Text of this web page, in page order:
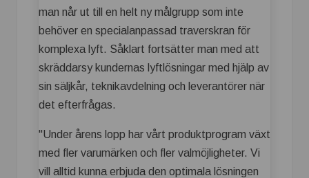
man når ut till en helt ny målgrupp som inte
behöver en specialanpassad traverskran för
komplexa lyft. Såklart fortsätter man med att
skräddarsy kundernas lyftlösningar med hjälp av
sin säljkår, teknikavdelning och leverantörer när
det efterfrågas.
"Under årens lopp har vårt produktprogram växt
med fler varumärken och fler valmöjligheter. Vi
vill alltid kunna erbjuda den optimala lösningen